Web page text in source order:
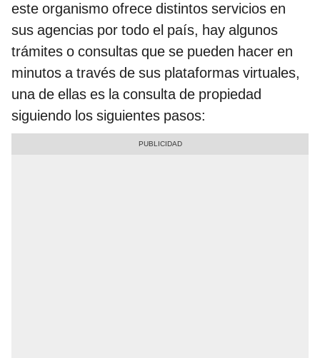
este organismo ofrece distintos servicios en
sus agencias por todo el país, hay algunos
trámites o consultas que se pueden hacer en
minutos a través de sus plataformas virtuales,
una de ellas es la consulta de propiedad
siguiendo los siguientes pasos: